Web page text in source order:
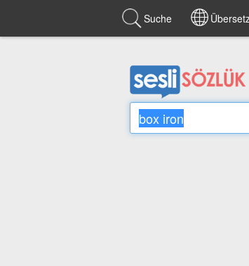
Suche